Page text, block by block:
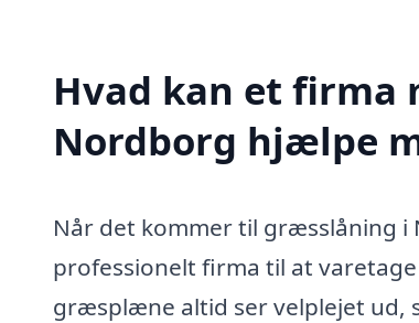
Hvad kan et firma
Nordborg hjælpe
Når det kommer til græsslåning
professionelt firma til at
græsplæne altid ser velplejet ud,